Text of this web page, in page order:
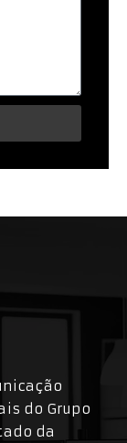
do Grupo
da